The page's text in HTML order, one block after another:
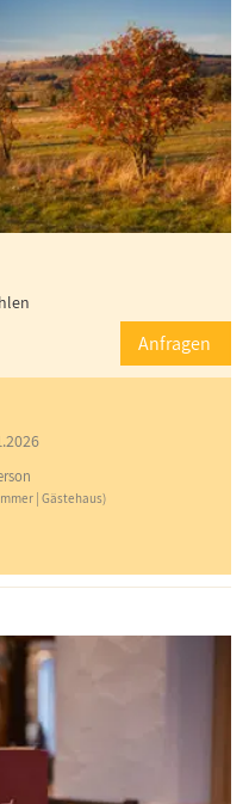
Anfragen
| Gästehaus)